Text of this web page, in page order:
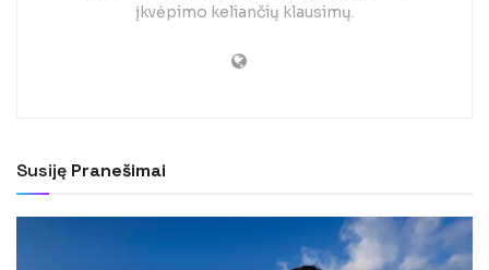
įkvėpimo keliančių klausimų.
Susiję Pranešimai